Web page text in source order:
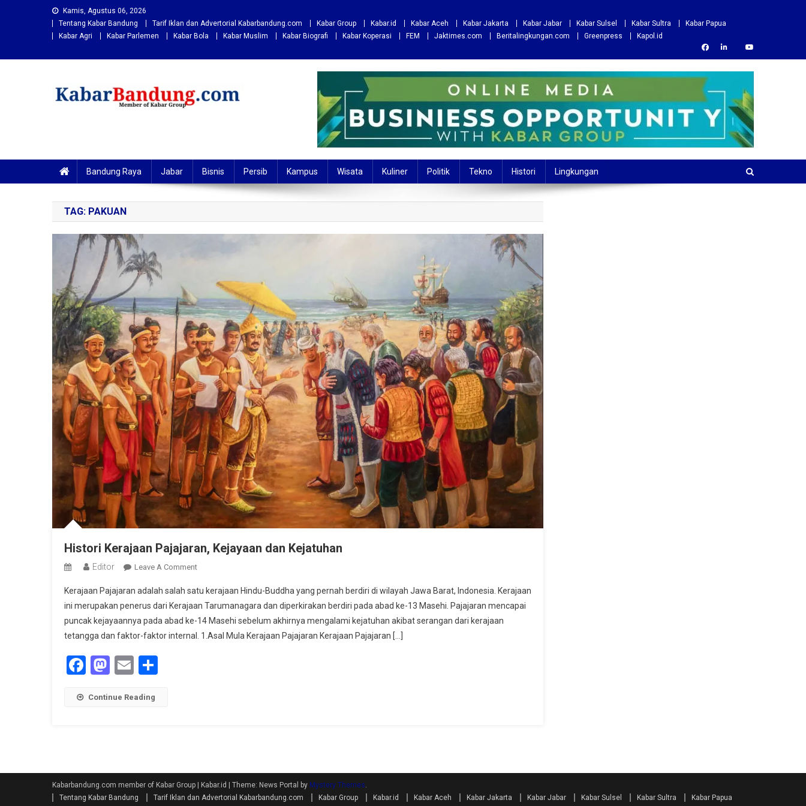
Kamis, Agustus 06, 2026
Tentang Kabar Bandung
Tarif Iklan dan Advertorial Kabarbandung.com Kabar Group Kabar.id Kabar Aceh Kabar Jakarta Kabar Jabar Kabar Sulsel Kabar Sultra
Kabar Papua
Kabar Agri
Kabar Parlemen Kabar Bola Kabar Muslim Kabar Biografi Kabar Koperasi FEM Jaktimes.com Beritalingkungan.com Greenpress Kapol.id
Bandung Raya Jabar Bisnis Persib Kampus Wisata Kuliner Politik Tekno Histori Lingkungan
TAG: PAKUAN
Histori Kerajaan Pajajaran, Kejayaan dan Kejatuhan
Editor Leave A CommentOn
Kerajaan
Pajajaran,
Kejayaan
Dan
Kerajaan Pajajaran adalah salah satu kerajaan Hindu-Buddha yang pernah berdiri di wilayah Jawa Barat, Indonesia. Kerajaan
ini merupakan penerus dari Kerajaan Tarumanagara dan diperkirakan berdiri pada abad ke-13 Masehi. Pajajaran mencapai
puncak kejayaannya pada abad ke-14 Masehi sebelum akhirnya mengalami kejatuhan akibat serangan dari kerajaan
tetangga dan faktor-faktor internal. 1.Asal Mula Kerajaan Pajajaran Kerajaan Pajajaran […]
Facebook
Mastodon
Email
Continue Reading
Kabarbandung.com member of Kabar Group | Kabar.id | Theme: News Portal by Mystery Themes
Tentang Kabar Bandung
Tarif Iklan dan Advertorial Kabarbandung.com Kabar Group Kabar.id Kabar Aceh Kabar Jakarta Kabar Jabar Kabar Sulsel Kabar Sultra
Kabar Papua